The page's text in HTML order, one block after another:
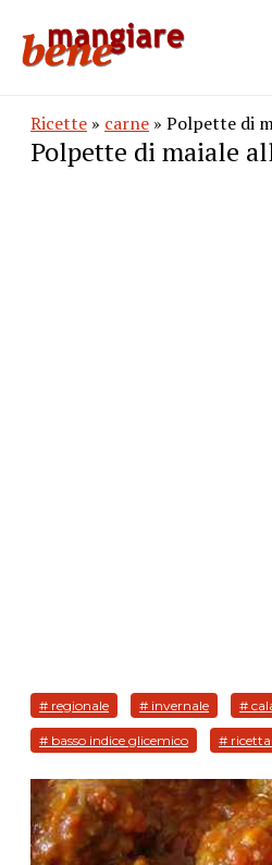
Ricette » carne » Polpette di
Polpette di maiale
# regionale # invernale #
# basso indice glicemico #